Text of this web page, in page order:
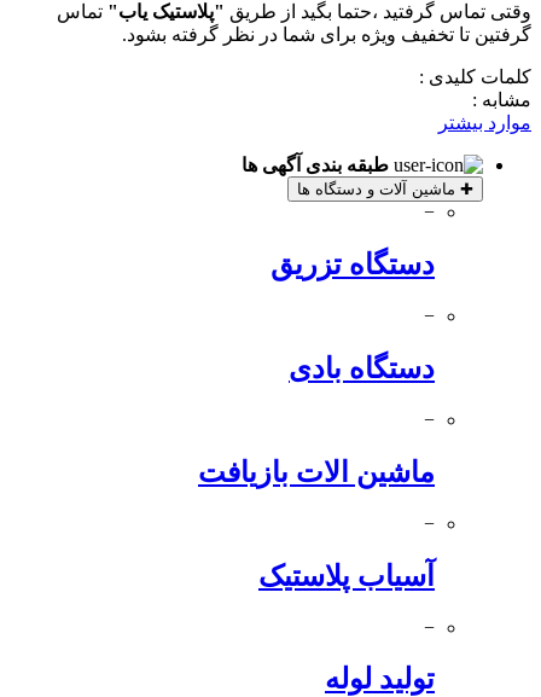
وقتی تماس گرفتید ،حتما بگید از طریق "پلاستیک یاب" تماس
گرفتین تا تخفیف ویژه برای شما در نظر گرفته بشود.
کلمات کلیدی :
مشابه :
موارد بیشتر
طبقه بندی آگهی ها
✚ ماشین آلات و دستگاه ها
−
دستگاه تزریق
−
دستگاه بادی
−
ماشین الات بازیافت
−
آسیاب پلاستیک
−
تولید لوله